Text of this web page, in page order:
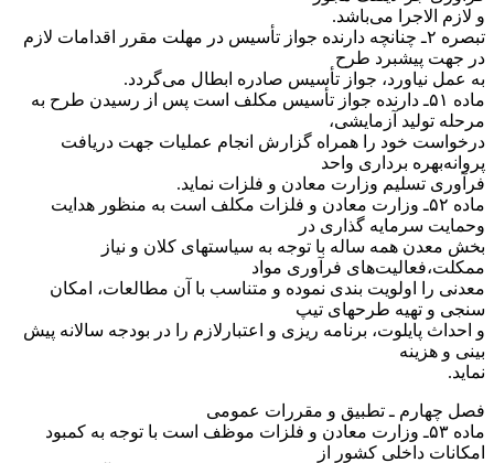
و لازم الاجرا می‌باشد.
‌تبصره ۲ـ چنانچه دارنده جواز تأسیس در مهلت مقرر اقدامات لازم
در جهت پیشبرد طرح
به عمل نیاورد، جواز تأسیس صادره ابطال می‌گردد.
‌ماده ۵۱ـ دارنده جواز تأسیس مکلف است پس از رسیدن طرح به
مرحله تولید آزمایشی،
درخواست خود را همراه گزارش انجام عملیات جهت دریافت
پروانه‌بهره برداری واحد
فرآوری تسلیم وزارت معادن و فلزات نماید.
‌ماده ۵۲ـ وزارت معادن و فلزات مکلف است به منظور هدایت
وحمایت سرمایه گذاری در
بخش معدن همه ساله با توجه به سیاستهای کلان و نیاز
ممکلت،‌فعالیت‌های فرآوری مواد
معدنی را اولویت بندی نموده و متناسب با آن مطالعات، امکان
سنجی و تهیه طرحهای تیپ
و احداث پایلوت، برنامه ریزی و اعتبار‌لازم را در بودجه سالانه پیش
بینی و هزینه
نماید.
‌فصل چهارم ـ تطبیق و مقررات عمومی
‌ماده ۵۳ـ وزارت معادن و فلزات موظف است با توجه به کمبود
امکانات داخلی کشور از